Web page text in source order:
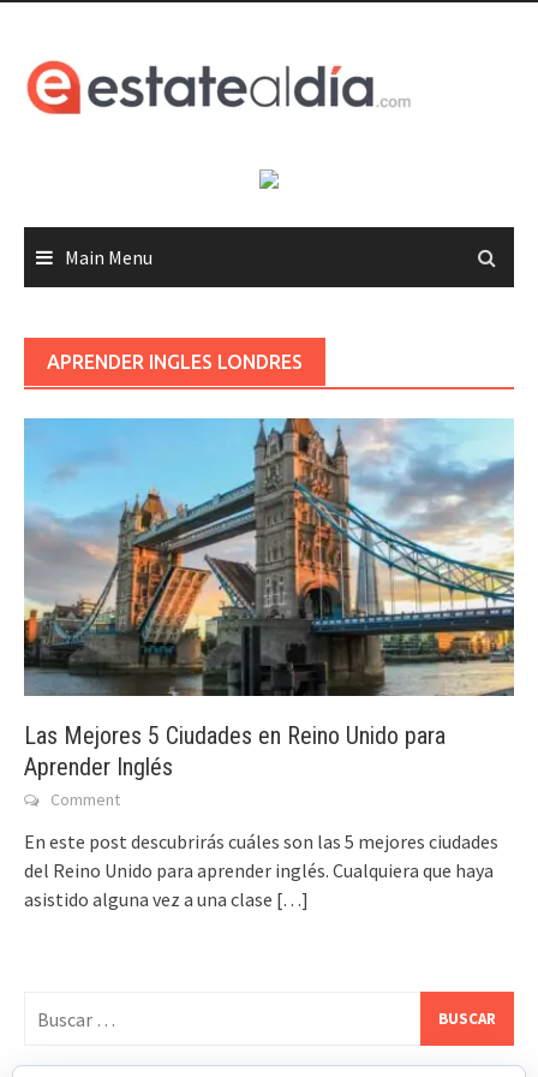
content
Main Menu
APRENDER INGLES LONDRES
Las Mejores 5 Ciudades en Reino Unido para
Aprender Inglés
Comment
En este post descubrirás cuáles son las 5 mejores ciudades
del Reino Unido para aprender inglés. Cualquiera que haya
asistido alguna vez a una clase […]